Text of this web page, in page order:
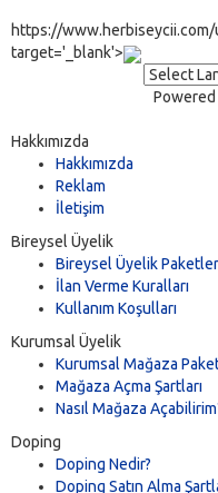
https://
target='_blank'>
Powered
Hakkımızda
Hakkımızda
Reklam
İletişim
Bireysel Üyelik
Bireysel Üyelik
İlan Verme Kuralları
Kullanım Koşulları
Kurumsal Üyelik
Kurumsal Mağaza
Mağaza Açma Şartları
Nasıl Mağaza
Doping
Doping Nedir?
Doping Satın Alma